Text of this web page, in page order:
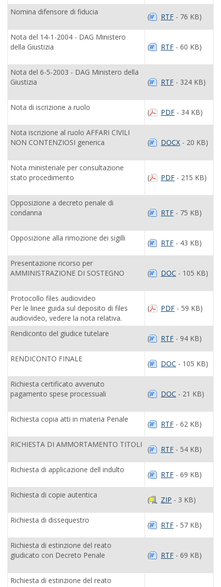
Nomina difensore di fiducia
( RTF - 76 KB)
Nota del 14-1-2004 - DAG Ministero
della Giustizia
( RTF - 60 KB)
Nota del 6-5-2003 - DAG Ministero della
Giustizia
( RTF - 324 KB)
Nota di iscrizione a ruolo
( PDF - 34 KB)
Nota iscrizione al ruolo AFFARI CIVILI
NON CONTENZIOSI generica
( DOCX - 20 KB)
Nota ministeriale per consultazione
stato procedimento
( PDF - 215 KB)
Opposizione a decreto penale di
condanna
( RTF - 75 KB)
Opposizione alla rimozione dei sigilli
( RTF - 43 KB)
Presentazione ricorso per
AMMINISTRAZIONE DI SOSTEGNO
( DOC - 105 KB)
Protocollo files audiovideo
Per le linee guida sul deposito di files
audiovideo, vedere la nota relativa.
( PDF - 59 KB)
Rendiconto del giudice tutelare
( RTF - 94 KB)
RENDICONTO FINALE
( DOC - 105 KB)
Richiesta certificato avvenuto
pagamento spese processuali
( DOC - 21 KB)
Richiesta copia atti in materia Penale
( RTF - 62 KB)
RICHIESTA DI AMMORTAMENTO TITOLI
( RTF - 54 KB)
Richiesta di applicazione dell indulto
( RTF - 69 KB)
Richiesta di copie autentica
( ZIP - 3 KB)
Richiesta di dissequestro
( RTF - 57 KB)
Richiesta di estinzione del reato
giudicato con Decreto Penale
( RTF - 69 KB)
Richiesta di estinzione del reato